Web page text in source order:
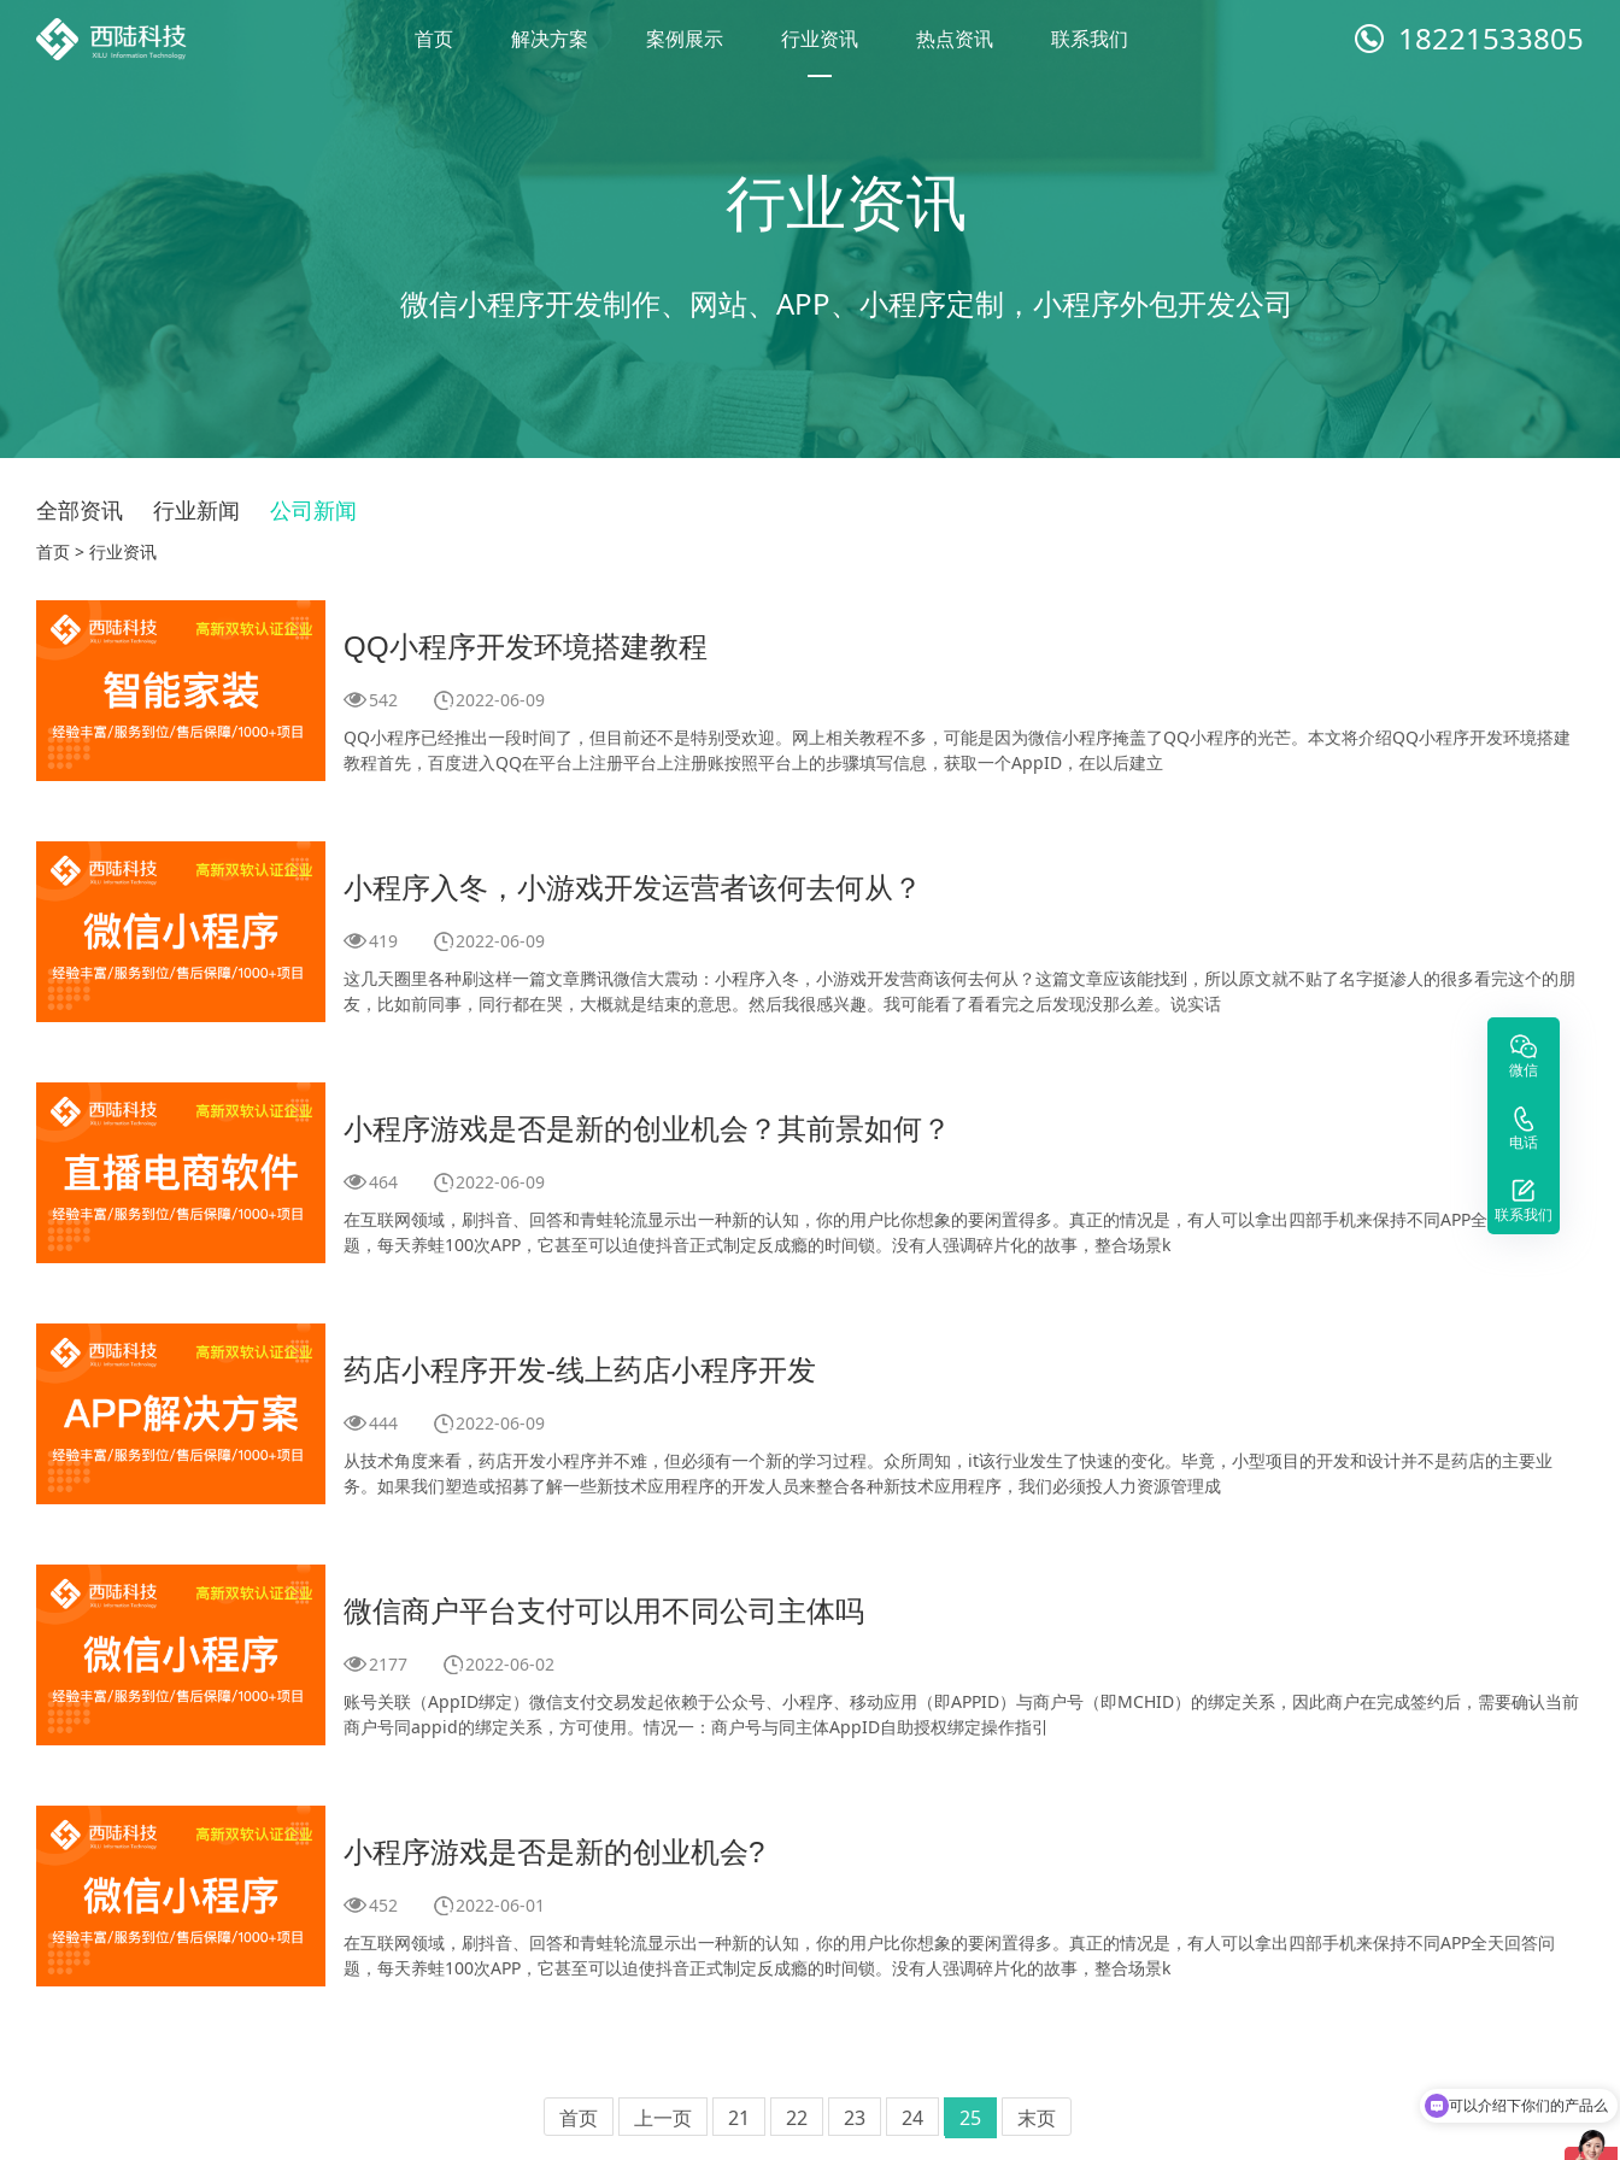
首页 解决方案 案例展示 行业资讯 热点资讯 联系我们 18221533805
行业资讯
微信小程序开发制作、网站、APP、小程序定制，小程序外包开发公司
全部资讯 行业新闻 公司新闻
首页 > 行业资讯
QQ小程序开发环境搭建教程
542
2022-06-09
QQ小程序已经推出一段时间了，但目前还不是特别受欢迎。网上相关教程不多，可能是因为微信小程序掩盖了QQ小程序的光芒。本文将介绍QQ小程序开发环境搭建
教程首先，百度进入QQ在平台上注册平台上注册账按照平台上的步骤填写信息，获取一个AppID，在以后建立
小程序入冬，小游戏开发运营者该何去何从？
419
2022-06-09
这几天圈里各种刷这样一篇文章腾讯微信大震动：小程序入冬，小游戏开发营商该何去何从？这篇文章应该能找到，所以原文就不贴了名字挺渗人的很多看完这个的朋
友，比如前同事，同行都在哭，大概就是结束的意思。然后我很感兴趣。我可能看了看看完之后发现没那么差。说实话
小程序游戏是否是新的创业机会？其前景如何？
464
2022-06-09
在互联网领域，刷抖音、回答和青蛙轮流显示出一种新的认知，你的用户比你想象的要闲置得多。真正的情况是，有人可以拿出四部手机来保持不同APP全天回答问
题，每天养蛙100次APP，它甚至可以迫使抖音正式制定反成瘾的时间锁。没有人强调碎片化的故事，整合场景k
药店小程序开发-线上药店小程序开发
444
2022-06-09
从技术角度来看，药店开发小程序并不难，但必须有一个新的学习过程。众所周知，it该行业发生了快速的变化。毕竟，小型项目的开发和设计并不是药店的主要业
务。如果我们塑造或招募了解一些新技术应用程序的开发人员来整合各种新技术应用程序，我们必须投人力资源管理成
微信商户平台支付可以用不同公司主体吗
2177
2022-06-02
账号关联（AppID绑定）微信支付交易发起依赖于公众号、小程序、移动应用（即APPID）与商户号（即MCHID）的绑定关系，因此商户在完成签约后，需要确认当前
商户号同appid的绑定关系，方可使用。情况一：商户号与同主体AppID自助授权绑定操作指引
小程序游戏是否是新的创业机会?
452
2022-06-01
在互联网领域，刷抖音、回答和青蛙轮流显示出一种新的认知，你的用户比你想象的要闲置得多。真正的情况是，有人可以拿出四部手机来保持不同APP全天回答问
题，每天养蛙100次APP，它甚至可以迫使抖音正式制定反成瘾的时间锁。没有人强调碎片化的故事，整合场景k
首页 上一页 21 22 23 24 25 末页
微信
电话
联系我们
可以介绍下你们的产品么